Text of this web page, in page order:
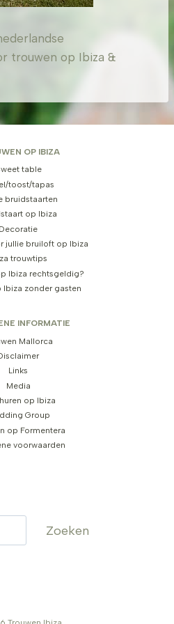
trouwen op Ibiza &
OP IBIZA
table
toost/tapas
bruidstaarten
op Ibiza
Decoratie
jullie bruiloft op Ibiza
trouwtips
Ibiza rechtsgeldig?
Ibiza zonder gasten
INFORMATIE
Mallorca
Links
Media
op Ibiza
Group
op Formentera
voorwaarden
Zoeken